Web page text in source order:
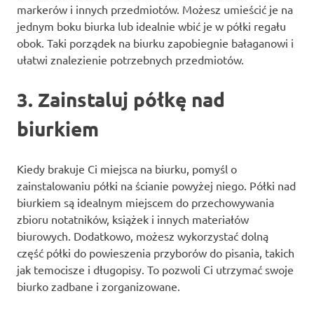
markerów i innych przedmiotów. Możesz umieścić je na
jednym boku biurka lub idealnie wbić je w półki regału
obok. Taki porządek na biurku zapobiegnie bałaganowi i
ułatwi znalezienie potrzebnych przedmiotów.
3. Zainstaluj półkę nad
biurkiem
Kiedy brakuje Ci miejsca na biurku, pomyśl o
zainstalowaniu półki na ścianie powyżej niego. Półki nad
biurkiem są idealnym miejscem do przechowywania
zbioru notatników, książek i innych materiałów
biurowych. Dodatkowo, możesz wykorzystać dolną
część półki do powieszenia przyborów do pisania, takich
jak temocisze i długopisy. To pozwoli Ci utrzymać swoje
biurko zadbane i zorganizowane.